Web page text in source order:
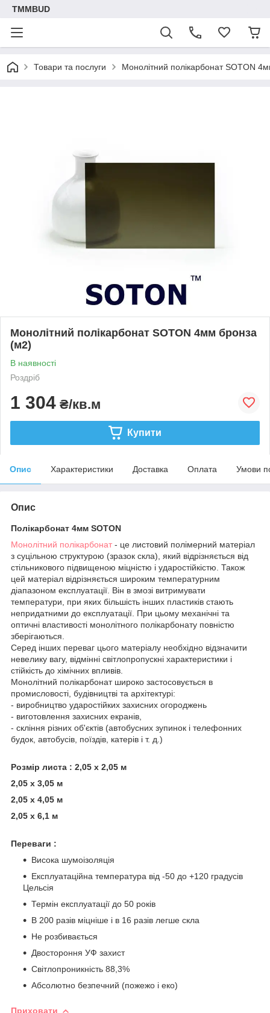
TMMBUD
Товари та послуги Монолітний полікарбонат SOTON
Монолітний полікарбонат SOTON 4мм бронза
(м2)
В наявності
Роздріб
1 304 ₴/кв.м
Купити
Опис Характеристики Доставка Оплата Умови
Опис
Полікарбонат 4мм SOTON
Монолітний полікарбонат - це листовий полімерний матеріал
з суцільною структурою (зразок скла), який відрізняється від
стільникового підвищеною міцністю і ударостійкістю. Також
цей матеріал відрізняється широким температурним
діапазоном експлуатації. Він в змозі витримувати
температури, при яких більшість інших пластиків стають
непридатними до експлуатації. При цьому механічні та
оптичні властивості монолітного полікарбонату повністю
зберігаються.
Серед інших переваг цього матеріалу необхідно відзначити
невелику вагу, відмінні світлопропускні характеристики і
стійкість до хімічних впливів.
Монолітний полікарбонат широко застосовується в
промисловості, будівництві та архітектурі:
- виробництво ударостійких захисних огороджень
- виготовлення захисних екранів,
- скління різних об'єктів (автобусних зупинок і телефонних
будок, автобусів, поїздів, катерів і т. д.)
Розмір листа : 2,05 х 2,05 м
2,05 х 3,05 м
2,05 х 4,05 м
2,05 х 6,1 м
Переваги :
Висока шумоізоляція
Експлуатаційна температура від -50 до +120 градусів
Цельсія
Термін експлуатації до 50 років
В 200 разів міцніше і в 16 разів легше скла
Не розбивається
Двостороння УФ захист
Світлопроникність 88,3%
Абсолютно безпечний (пожежо і еко)
Приховати